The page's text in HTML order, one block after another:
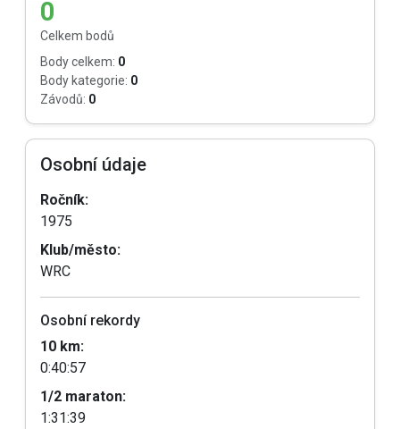
0
Celkem bodů
Body celkem: 0
Body kategorie: 0
Závodů: 0
Osobní údaje
Ročník:
1975
Klub/město:
WRC
Osobní rekordy
10 km:
0:40:57
1/2 maraton:
1:31:39